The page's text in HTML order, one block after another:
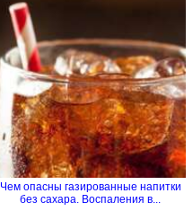
Чем опасны газированные напитки
без сахара. Воспаления в...